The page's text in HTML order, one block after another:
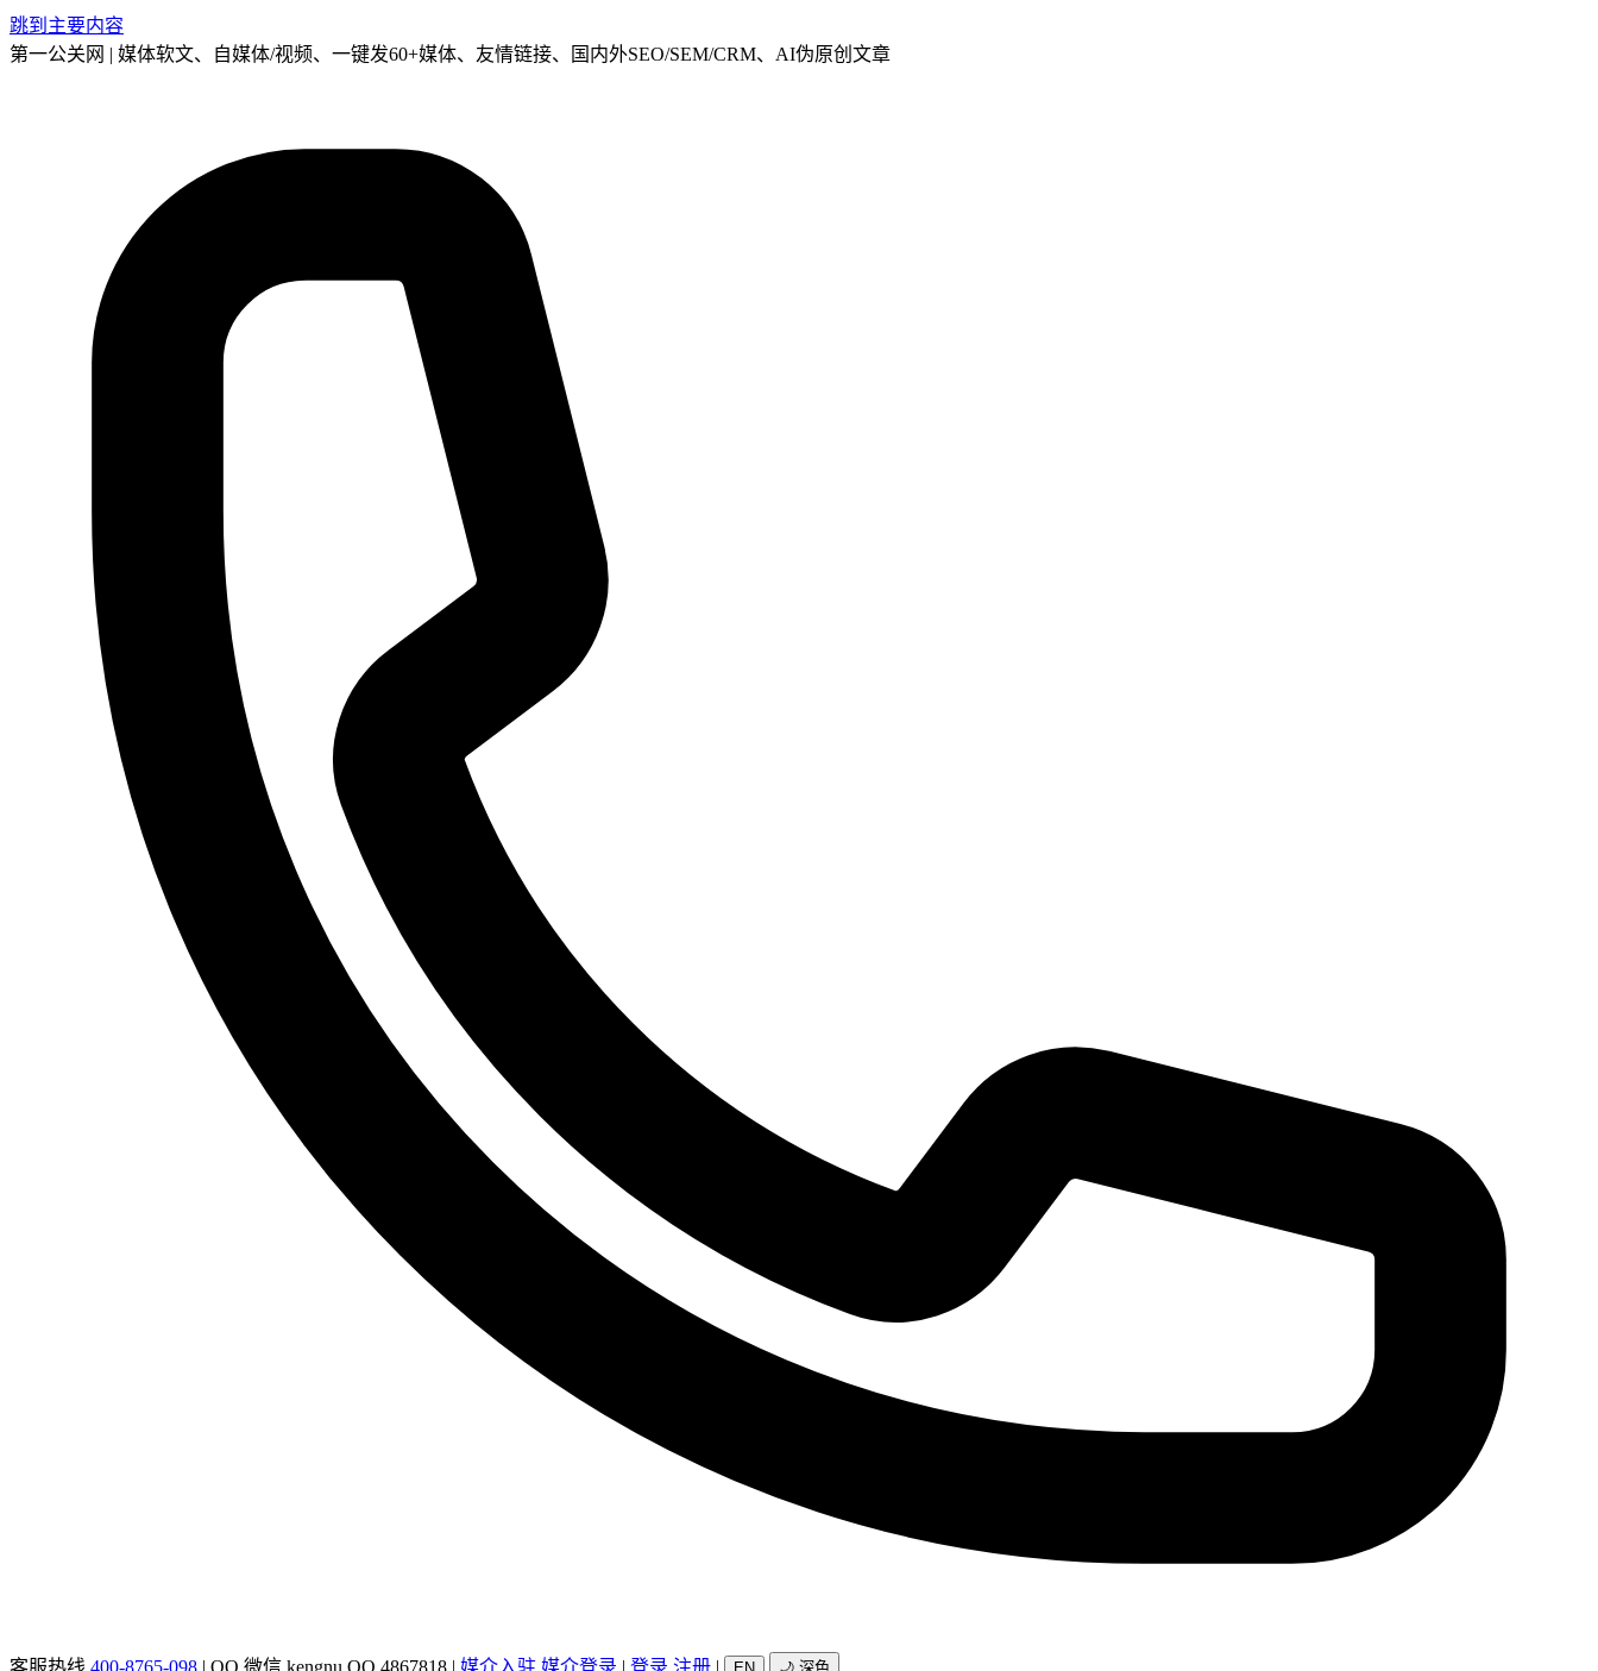
跳到主要内容
第一公关网 | 媒体软文、自媒体/视频、一键发60+媒体、友情链接、国内外SEO/SEM/CRM、AI伪原创文章
客服热线 400-8765-098 | QQ 微信 kengnu QQ 4867818 | 媒介入驻 媒介登录 | 登录 注册 |